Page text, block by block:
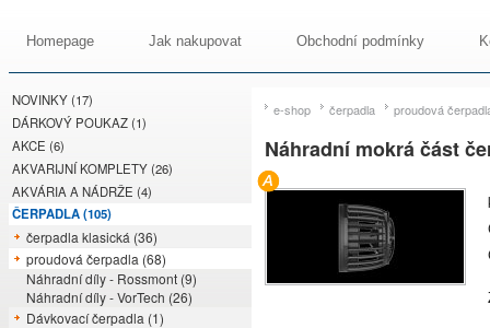
Homepage Jak nakupovat Obchodní podmínky
NOVINKY (17)
DÁRKOVÝ POUKAZ (1)
AKCE (6)
AKVARIJNÍ KOMPLETY (26)
AKVÁRIA A NÁDRŽE (4)
ČERPADLA (105)
čerpadla klasická (36)
proudová čerpadla (68)
Náhradní díly - Rossmont (9)
Náhradní díly - VorTech (26)
Dávkovací čerpadla (1)
e-shop čerpadla proudová
Náhradní mokrá část